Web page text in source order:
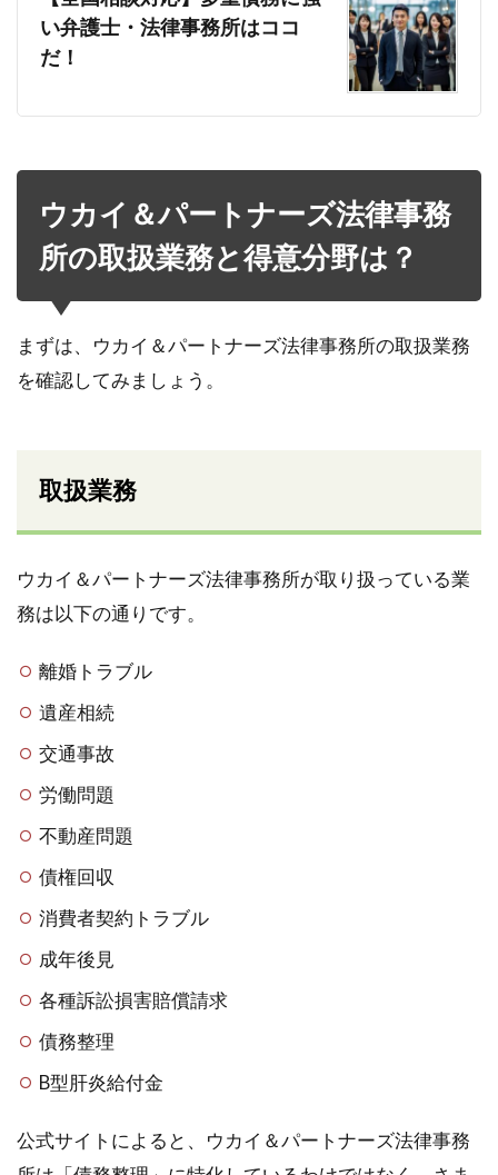
い弁護士・法律事務所はココ
だ！
ウカイ＆パートナーズ法律事務
所の取扱業務と得意分野は？
まずは、ウカイ＆パートナーズ法律事務所の取扱業務
を確認してみましょう。
取扱業務
ウカイ＆パートナーズ法律事務所が取り扱っている業
務は以下の通りです。
離婚トラブル
遺産相続
交通事故
労働問題
不動産問題
債権回収
消費者契約トラブル
成年後見
各種訴訟損害賠償請求
債務整理
B型肝炎給付金
公式サイトによると、ウカイ＆パートナーズ法律事務